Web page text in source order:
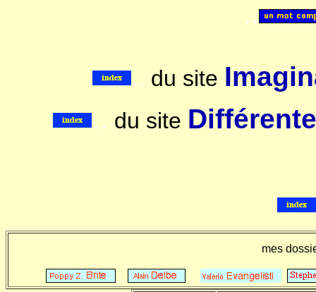
..
.. du site
.. du site
mes
. . .. . .